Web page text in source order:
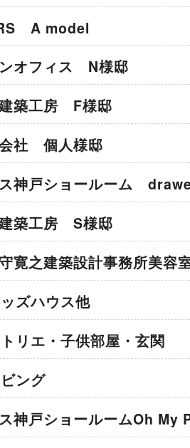
A model
オフィス N様邸
築工房 F様邸
社 個人様邸
ス神戸ショールーム
築工房 S様邸
寛之建築設計事務所美容
ズハウス他
リエ・子供部屋・玄関
ング
神戸ショールームOh My